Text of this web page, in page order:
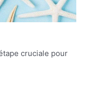
cruciale pour